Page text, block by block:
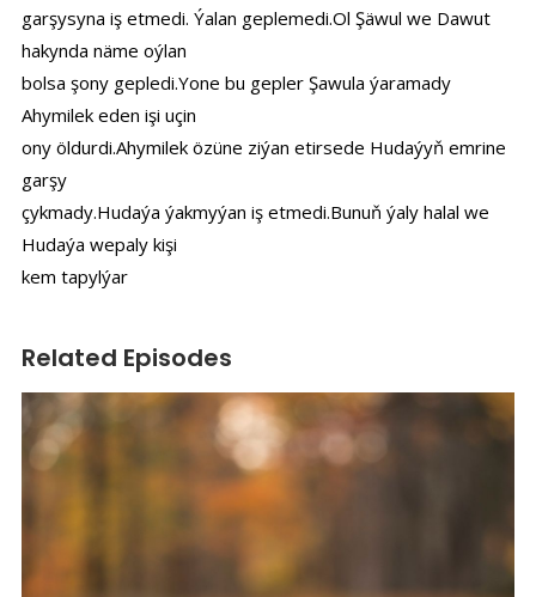
garşysyna iş etmedi. Ýalan geplemedi.Ol Şäwul we Dawut
hakynda näme oýlan
bolsa şony gepledi.Yone bu gepler Şawula ýaramady
Ahymilek eden işi uçin
ony öldurdi.Ahymilek özüne ziýan etirsede Hudaýyň emrine
garşy
çykmady.Hudaýa ýakmyýan iş etmedi.Bunuň ýaly halal we
Hudaýa wepaly kişi
kem tapylýar
Related Episodes